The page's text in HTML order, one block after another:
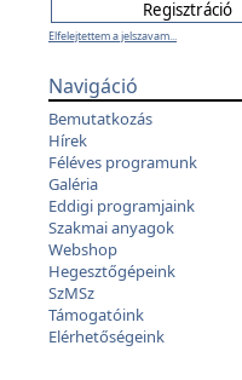
Elfelejtettem a jelszavam...
Navigáció
Bemutatkozás
Hírek
Féléves programunk
Galéria
Eddigi programjaink
Szakmai anyagok
Webshop
Hegesztőgépeink
SzMSz
Támogatóink
Elérhetőségeink